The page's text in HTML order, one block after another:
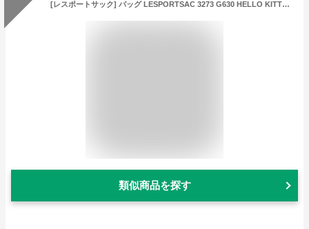
[レスポートサック] バッグ LESPORTSAC 3273 G630 HELLO KITTY ハローキティ PETITE WEEKENDER CROSSBODY レディース [並行輸入品]
類似商品を探す